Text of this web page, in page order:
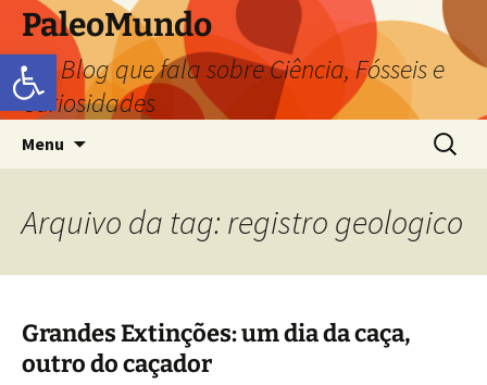
Abrir a barra de ferramentas
PaleoMundo
um Blog que fala sobre Ciência, Fósseis e
Curiosidades
Menu
Arquivo da tag: registro geologico
Grandes Extinções: um dia da caça,
outro do caçador